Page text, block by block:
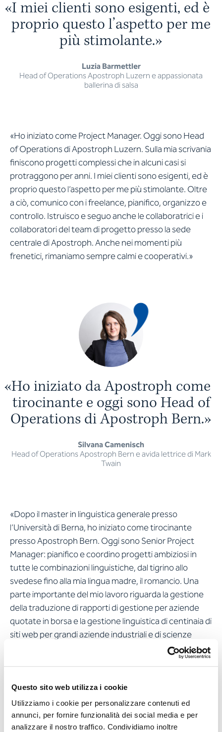
Questo sito web utilizza i cookie
Utilizziamo i cookie per personalizzare contenuti ed
annunci, per fornire funzionalità dei social media e per
analizzare il nostro traffico. Condividiamo inoltre
«I miei clienti sono esigenti, ed è
proprio questo l’aspetto per me
più stimolante.»
Luzia Barmettler
Head of Operations Apostroph Luzern e appassionata
ballerina di salsa
«Ho iniziato come Project Manager. Oggi sono Head
of Operations di Apostroph Luzern. Sulla mia scrivania
finiscono progetti complessi che in alcuni casi si
protraggono per anni. I miei clienti sono esigenti, ed è
proprio questo l’aspetto per me più stimolante. Oltre
a ciò, comunico con i freelance, pianifico, organizzo e
controllo. Istruisco e seguo anche le collaboratrici e i
collaboratori del team di progetto presso la sede
centrale di Apostroph. Anche nei momenti più
frenetici, rimaniamo sempre calmi e cooperativi.»
«Ho iniziato da Apostroph come
tirocinante e oggi sono Head of
Operations di Apostroph Bern.»
Silvana Camenisch
Head of Operations Apostroph Bern e avida lettrice di Mark
Twain
«Dopo il master in linguistica generale presso
l’Università di Berna, ho iniziato come tirocinante
presso Apostroph Bern. Oggi sono Senior Project
Manager: pianifico e coordino progetti ambiziosi in
tutte le combinazioni linguistiche, dal tigrino allo
svedese fino alla mia lingua madre, il romancio. Una
parte importante del mio lavoro riguarda la gestione
della traduzione di rapporti di gestione per aziende
quotate in borsa e la gestione linguistica di centinaia di
siti web per grandi aziende industriali e di scienze
umanistiche. Inoltre, allieto regolarmente il team
raccontando fatti interessanti, storici e divertenti su